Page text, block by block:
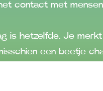
contact met
is hetzelfde. Je
een beetje
van te maken.”
“Ik probeer het niet te